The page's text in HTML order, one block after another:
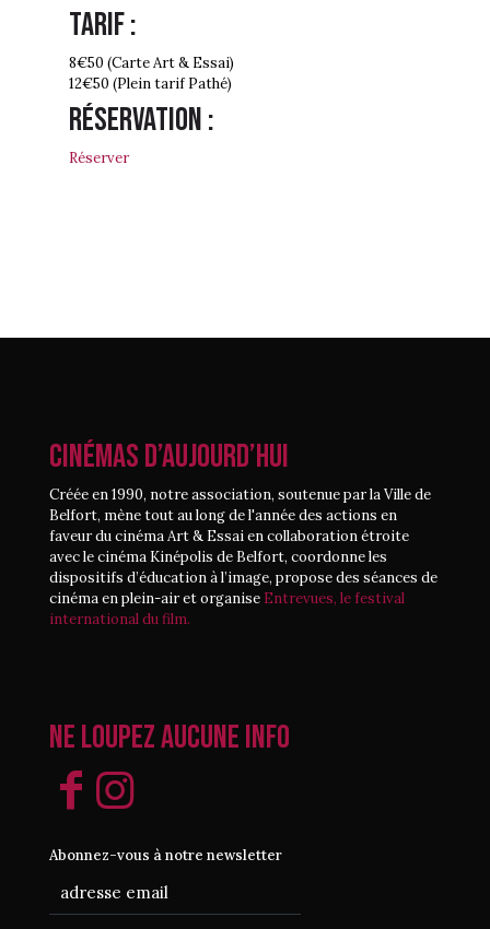
Tarif :
8€50 (Carte Art & Essai)
12€50 (Plein tarif Pathé)
Réservation :
Réserver
CINÉMAS D’AUJOURD’HUI
Créée en 1990, notre association, soutenue par la Ville de
Belfort, mène tout au long de l'année des actions en
faveur du cinéma Art & Essai en collaboration étroite
avec le cinéma Kinépolis de Belfort, coordonne les
dispositifs d’éducation à l’image, propose des séances de
cinéma en plein-air et organise Entrevues, le festival
international du film.
Ne loupez aucune info
Abonnez-vous à notre newsletter